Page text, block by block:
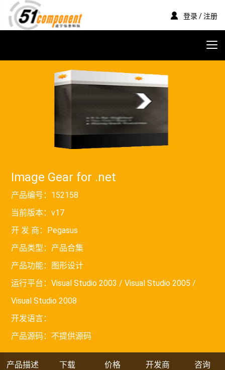
登录 / 注册
Image Gear for .net
产品编号： 152158
当前版本：v17
开 发 商： Pegasus
产品类型： 产品合集
产品功能： 图形设计
运行平台：Visual Studio 2003 / Visual Studio 2005 /
Visual Studio 2008
开发语言：
产品源码： 不提供源码
产品描述 下载 价格 开发商 咨询